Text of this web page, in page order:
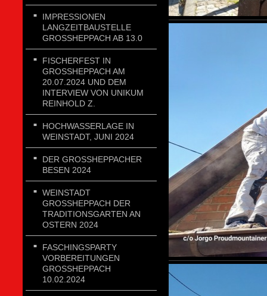
IMPRESSIONEN
LANGZEITBAUSTELLE
GROSSHEPPACH AB 13.0
FISCHERFEST IN
GROSSHEPPACH AM 2
0.07.2024 UND DEM I
NTERVIEW VON UNIKUM R
EINHOLD Z.
HOCHWASSERLAGE IN
WEINSTADT, JUNI 2024
DER GROSSHEPPACHER B
ESEN 2024
WEINSTADT
GROSSHEPPACH DER T
RADITIONSGARTEN AN O
STERN 2024
FASCHINGSPARTY
VORBEREITUNGEN
GROSSHEPPACH 1
0.02.2024